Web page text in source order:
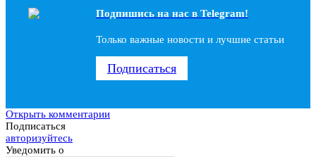
Подпишись на наc в Telegram!
Только важные новости и лучшие статьи
Подписаться
Открыть комментарии
Подписаться
авторизуйтесь
Уведомить о